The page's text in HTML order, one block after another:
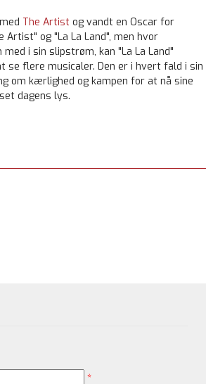
The Artist og vandt en Oscar for
og "La La Land", men hvor
i sin slipstrøm, kan "La La Land"
flere musicaler. Den er i hvert fald i sin
om kærlighed og kampen for at nå sine
dagens lys.
*